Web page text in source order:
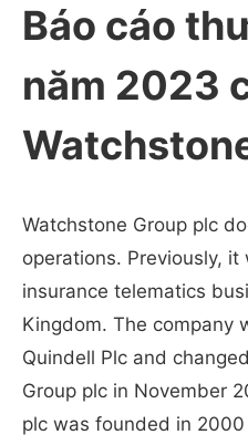
Báo cáo
năm 2023
Watchstone Group plc
operations. Previously,
insurance telematics
Kingdom. The company
Quindell Plc and
Group plc in November
plc was founded in